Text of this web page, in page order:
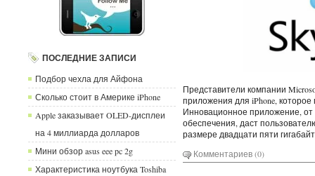
ПОСЛЕДНИЕ ЗАПИСИ
Подбор чехла для Айфона
Сколько стоит в Америке iPhone
Apple заказывает OLED-дисплеи
на 4 миллиарда долларов
Мини обзор asus eee pc 2g
Характеристика ноутбука Toshiba
Представители компании
приложения для iPhone,
Инновационное приложение, от
обеспечения, даст
размере двадцати пяти
Комментариев (0)